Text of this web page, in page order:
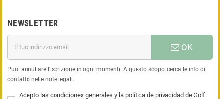
NEWSLETTER
OK
Puoi annullare l'iscrizione in ogni momenti. A questo scopo, cerca le info di
contatto nelle note legali.
Acepto las condiciones generales y la política de privacidad de Golf